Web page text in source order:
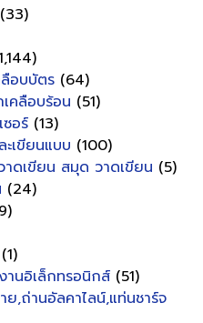
(33)
อบบัตร (64)
คลือบร้อน (51)
ซอร์ (13)
เขียนแบบ (100)
าดเขียน สมุด วาดเขียน (5)
(24)
(1)
นอิเล็กทรอนิกส์ (51)
ย,ถ่านอัลคาไลน์,แท่นชาร์จ